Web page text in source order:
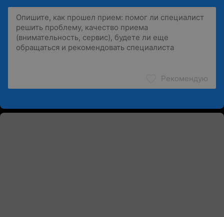
Рекомендую